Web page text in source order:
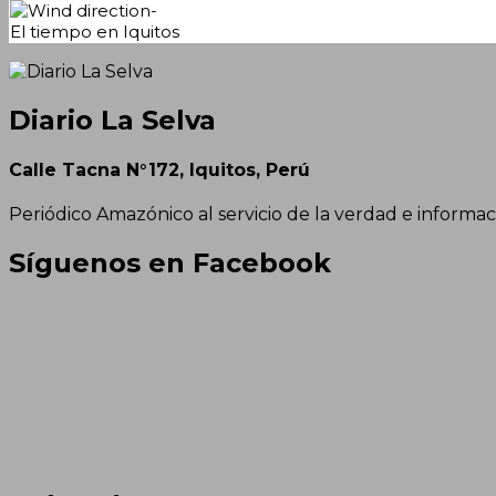
-
El tiempo en Iquitos
Diario La Selva
Calle Tacna N°172, Iquitos, Perú
Periódico Amazónico al servicio de la verdad e
Síguenos en Facebook